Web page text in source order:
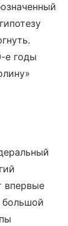
е годы
впервые
большой